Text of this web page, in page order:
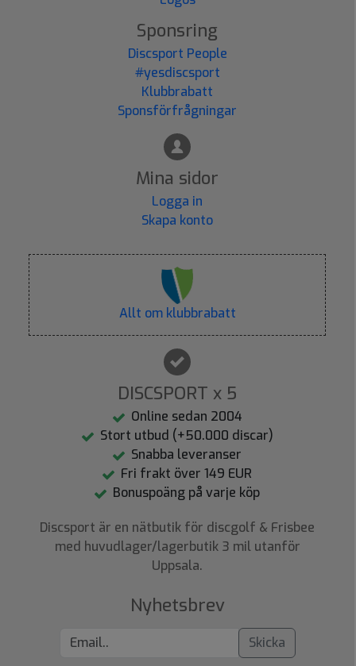
Sponsring
Discsport People
#yesdiscsport
Klubbrabatt
Sponsförfrågningar
Mina sidor
Logga in
Skapa konto
Allt om klubbrabatt
DISCSPORT x 5
Online sedan 2004
Stort utbud (+50.000 discar)
Snabba leveranser
Fri frakt över 149 EUR
Bonuspoäng på varje köp
Discsport är en nätbutik för discgolf & Frisbee
med huvudlager/lagerbutik 3 mil utanför
Uppsala.
Nyhetsbrev
Skicka